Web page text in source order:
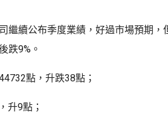
繼續公布季度業績，好過市場預期，
跌9%。
點，升跌38點；
升9點；